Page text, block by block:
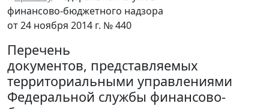
финансово-бюджетного надзора
от 24 ноября 2014 г. № 440
Перечень
документов, представляемых
территориальными управлениями
Федеральной службы финансово-